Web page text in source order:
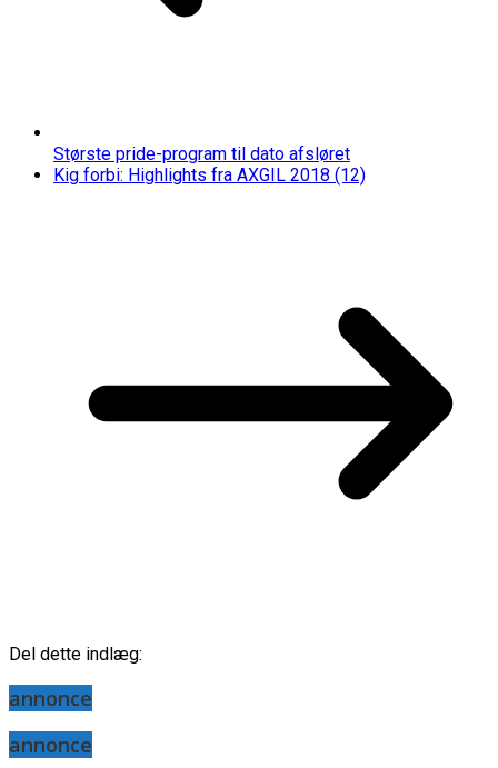
Største pride-program til dato afsløret
Kig forbi: Highlights fra AXGIL 2018 (12)
Del dette indlæg:
annonce
annonce